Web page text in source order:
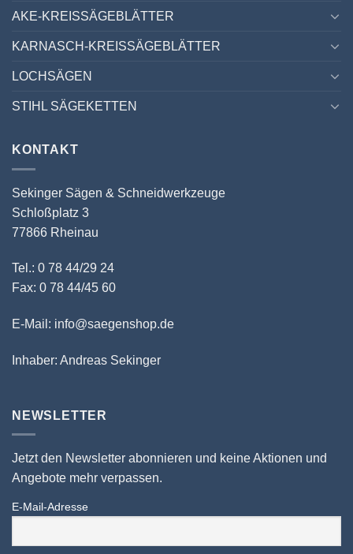
AKE-KREISSÄGEBLÄTTER
KARNASCH-KREISSÄGEBLÄTTER
LOCHSÄGEN
STIHL SÄGEKETTEN
KONTAKT
Sekinger Sägen & Schneidwerkzeuge
Schloßplatz 3
77866 Rheinau
Tel.: 0 78 44/29 24
Fax: 0 78 44/45 60
E-Mail: info@saegenshop.de
Inhaber: Andreas Sekinger
NEWSLETTER
Jetzt den Newsletter abonnieren und keine Aktionen und
Angebote mehr verpassen.
E-Mail-Adresse